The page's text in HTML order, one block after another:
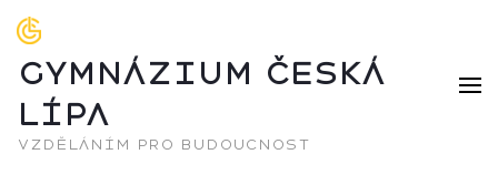
GYMNÁZIUM ČESKÁ
LÍPA
vzděláním pro budoucnost